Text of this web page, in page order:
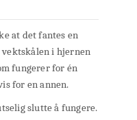
at det fantes en
i hjernen
fungerer for én
for en annen.
slutte å fungere.